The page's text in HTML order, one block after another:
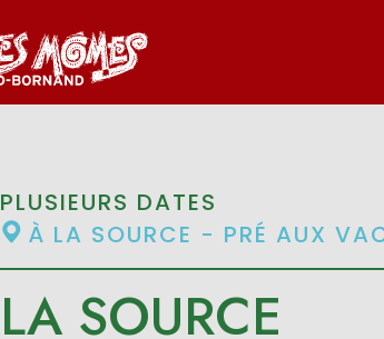
PLUSIEURS DATES
À LA SOURCE - PRÉ AUX
LA SOURCE